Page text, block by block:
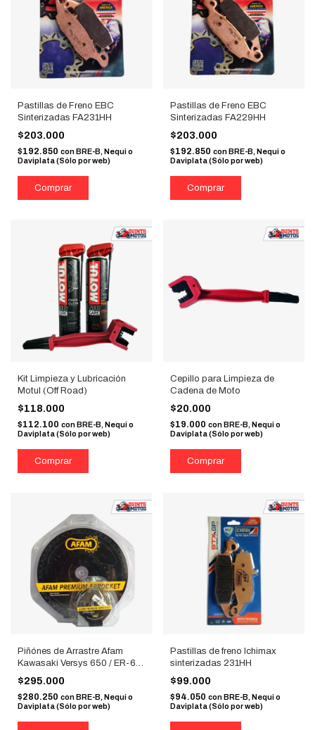
Pastillas de Freno EBC
Sinterizadas FA231HH
$203.000
$192.850 con BRE-B, Nequi o
Daviplata (Sólo por web)
Pastillas de Freno EBC
Sinterizadas FA229HH
$203.000
$192.850 con BRE-B, Nequi o
Daviplata (Sólo por web)
Kit Limpieza y Lubricación
Motul (Off Road)
$118.000
$112.100 conBRE-B, Nequi o
Daviplata (Sólo por web)
Cepillo para Limpieza de
Cadena de Moto
$20.000
$19.000 con BRE-B, Nequi o
Daviplata (Sólo por web)
Piñónes de Arrastre Afam
Kawasaki Versys 650 / ER-6N
15T
$295.000
$280.250 con BRE-B, Nequi o
Daviplata (Sólo por web)
Pastillas de freno Ichimax
sinterizadas 231HH
$99.000
$94.050 con BRE-B, Nequi o
Daviplata (Sólo por web)